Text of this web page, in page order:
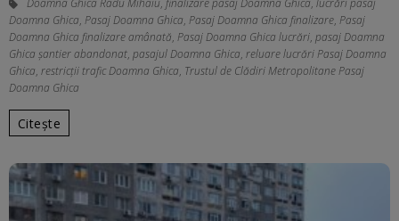
Doamna Ghica Radu Mihaiu, finalizare pasaj Doamna Ghica, lucrări pasaj
Doamna Ghica, Pasaj Doamna Ghica, Pasaj Doamna Ghica finalizare, Pasaj
Doamna Ghica finalizare amânată, Pasaj Doamna Ghica lucrări, pasaj Doamna
Ghica șantier abandonat, pasajul Doamna Ghica, reluare lucrări Pasaj Doamna
Ghica, restricții trafic Doamna Ghica, Trustul de Clădiri Metropolitane Pasaj
Doamna Ghica
Citește